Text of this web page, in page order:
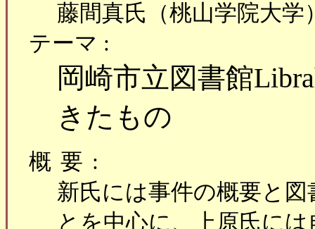
藤間真氏（桃山学院大学
テーマ :
岡崎市立図書館
きたもの
概要:
新氏には事件の概要と
とを中心に、上原氏に